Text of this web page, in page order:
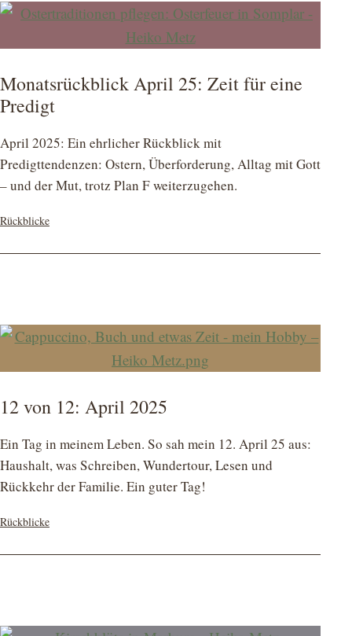
Monatsrückblick April 25: Zeit für eine
Predigt
April 2025: Ein ehrlicher Rückblick mit
Predigttendenzen: Ostern, Überforderung, Alltag mit Gott
– und der Mut, trotz Plan F weiterzugehen.
Kategorisiert
Rückblicke
12 von 12: April 2025
Ein Tag in meinem Leben. So sah mein 12. April 25 aus:
Haushalt, was Schreiben, Wundertour, Lesen und
Rückkehr der Familie. Ein guter Tag!
Kategorisiert
Rückblicke